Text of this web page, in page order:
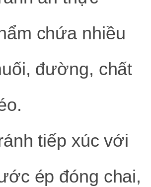
chứa nhiều
đường, chất
tiếp xúc với
ép đóng chai,